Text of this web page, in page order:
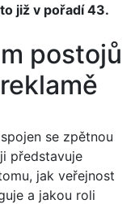
již v pořadí 43.
postojů
se zpětnou
představuje
jak veřejnost
a jakou roli